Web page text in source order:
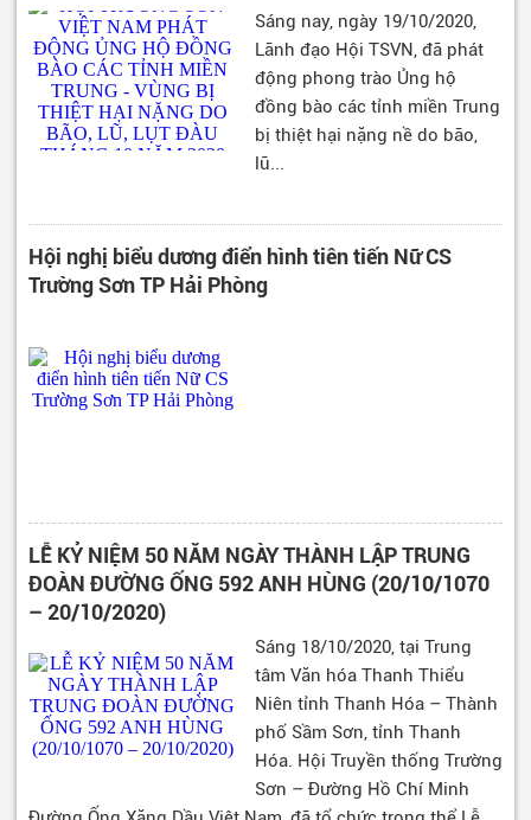
Sáng nay, ngày 19/10/2020,
Lãnh đạo Hội TSVN, đã phát
động phong trào Ủng hộ
đồng bào các tỉnh miền Trung
bị thiệt hại nặng nề do bão,
lũ...
Hội nghị biểu dương điển hình tiên tiến Nữ CS
Trường Sơn TP Hải Phòng
LỄ KỶ NIỆM 50 NĂM NGÀY THÀNH LẬP TRUNG
ĐOÀN ĐƯỜNG ỐNG 592 ANH HÙNG (20/10/1070
– 20/10/2020)
Sáng 18/10/2020, tại Trung
tâm Văn hóa Thanh Thiểu
Niên tỉnh Thanh Hóa – Thành
phố Sầm Sơn, tỉnh Thanh
Hóa. Hội Truyền thống Trường
Sơn – Đường Hồ Chí Minh